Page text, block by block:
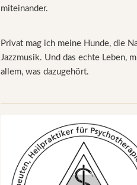
miteinander.
Privat mag ich meine Hunde, die
Jazzmusik. Und das echte Leben,
allem, was dazugehört.